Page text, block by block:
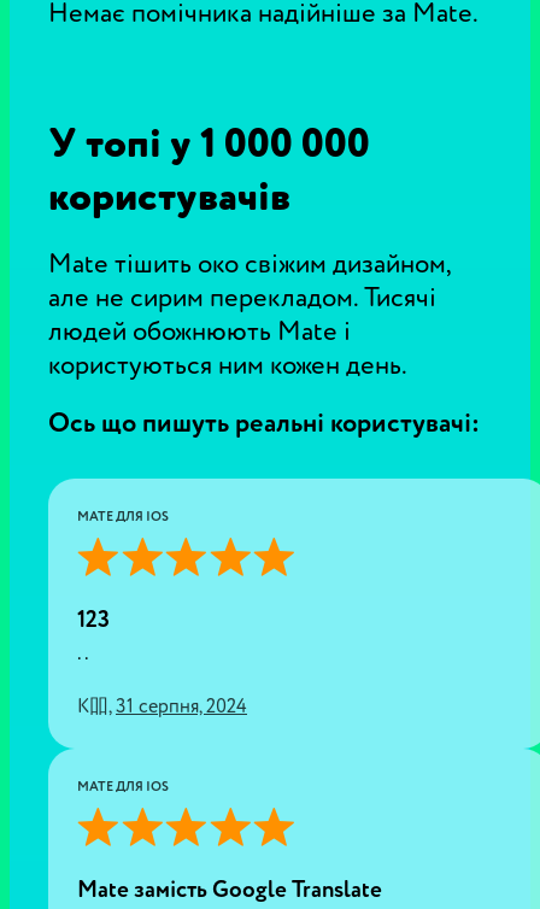
Немає помічника надійніше за Mate.
У топі у 1 000 000
користувачів
Mate тішить око свіжим дизайном,
але не сирим перекладом. Тисячі
людей обожнюють Mate і
користуються ним кожен день.
Ось що пишуть реальні користувачі:
MATE ДЛЯ IOS
123
..
K吅, 31 серпня, 2024
MATE ДЛЯ IOS
Mate замість Google Translate